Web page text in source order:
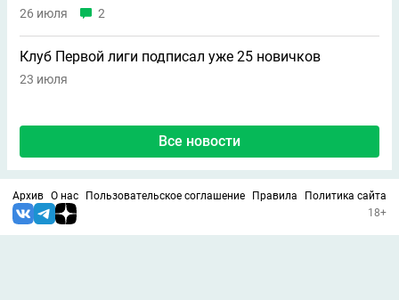
26 июля 2
Клуб Первой лиги подписал уже 25 новичков
23 июля
Все новости
Архив О нас Пользовательское соглашение Правила
Политика сайта
18+